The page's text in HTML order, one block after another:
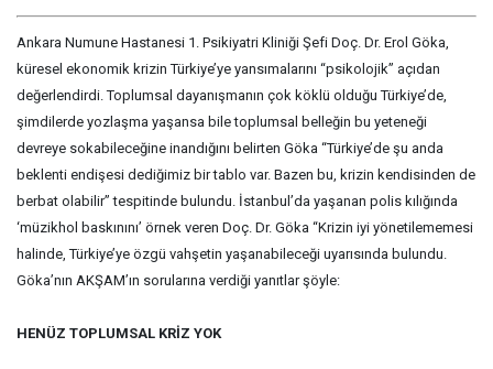
Ankara Numune Hastanesi 1. Psikiyatri Kliniği Şefi Doç. Dr. Erol Göka,
küresel ekonomik krizin Türkiye’ye yansımalarını “psikolojik” açıdan
değerlendirdi. Toplumsal dayanışmanın çok köklü olduğu Türkiye’de,
şimdilerde yozlaşma yaşansa bile toplumsal belleğin bu yeteneği
devreye sokabileceğine inandığını belirten Göka “Türkiye’de şu anda
beklenti endişesi dediğimiz bir tablo var. Bazen bu, krizin kendisinden de
berbat olabilir” tespitinde bulundu. İstanbul’da yaşanan polis kılığında
‘müzikhol baskınını’ örnek veren Doç. Dr. Göka “Krizin iyi yönetilememesi
halinde, Türkiye’ye özgü vahşetin yaşanabileceği uyarısında bulundu.
Göka’nın AKŞAM’ın sorularına verdiği yanıtlar şöyle:
HENÜZ TOPLUMSAL KRİZ YOK